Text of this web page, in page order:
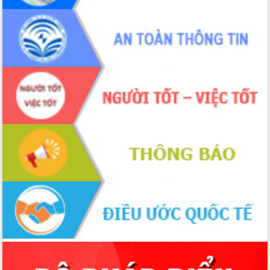
Đắk Lắk rà soát, điều chỉnh Đề án 190
về phát triển nuôi trồng thủy sản
Phó Chủ tịch UBND tỉnh Đắk Lắk
Trương Công Thái kiểm tra thực địa
Dự án cao tốc Khánh Hòa - Buôn Ma
Thuột
Định vị cà phê Việt Nam như một “di
sản sống” trong dòng chảy toàn cầu
Xây dựng nông thôn mới: Nâng cao đời
sống người dân từ những mô hình thiết
thực
Quyết liệt tháo gỡ vướng mắc, đẩy
nhanh tiến độ các dự án trọng điểm
trong Khu kinh tế Nam Phú Yên
Hòn Yến phát triển du lịch gắn với bảo
tồn biển
Lấy ý kiến điều chỉnh Quy hoạch tỉnh
Đắk Lắk thời kỳ 2021-2030, tầm nhìn
đến năm 2050